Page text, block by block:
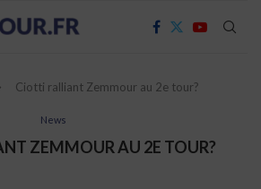
Ciotti ralliant Zemmour au 2e tour?
News
ZEMMOUR AU 2E TOUR?